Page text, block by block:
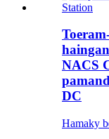
NACS
DC
Hamaky